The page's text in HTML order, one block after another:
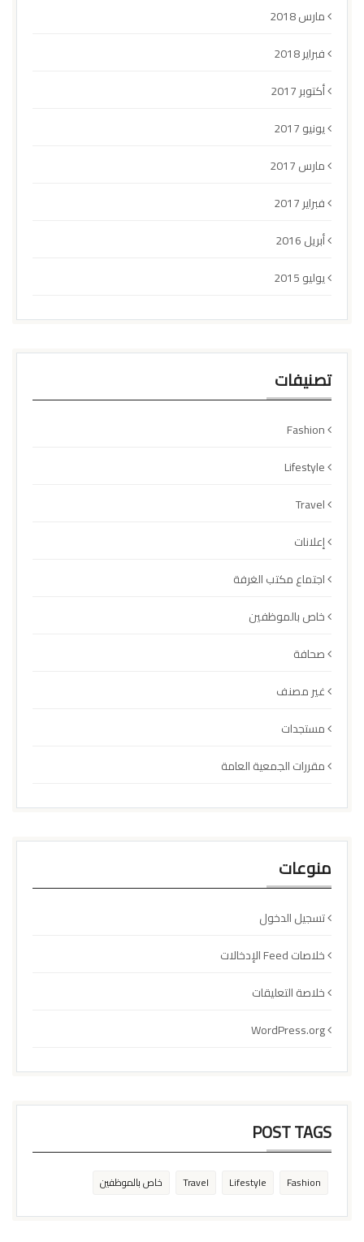
مارس 2018
فبراير 2018
أكتوبر 2017
يونيو 2017
مارس 2017
فبراير 2017
أبريل 2016
يوليو 2015
تصنيفات
Fashion
Lifestyle
Travel
إعلانات
اجتماع مكتب الغرفة
خاص بالموظفين
صحافة
غير مصنف
مستجدات
مقررات الجمعية العامة
منوعات
تسجيل الدخول
خلاصات Feed الإدخالات
خلاصة التعليقات
WordPress.org
POST TAGS
Fashion
Lifestyle
Travel خاص بالموظفين